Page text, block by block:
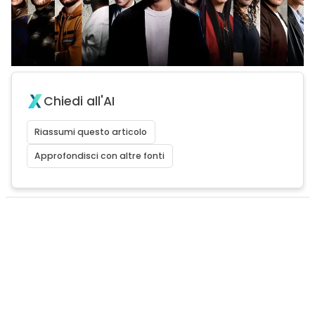
Chiedi all'AI
Riassumi questo articolo
Approfondisci con altre fonti